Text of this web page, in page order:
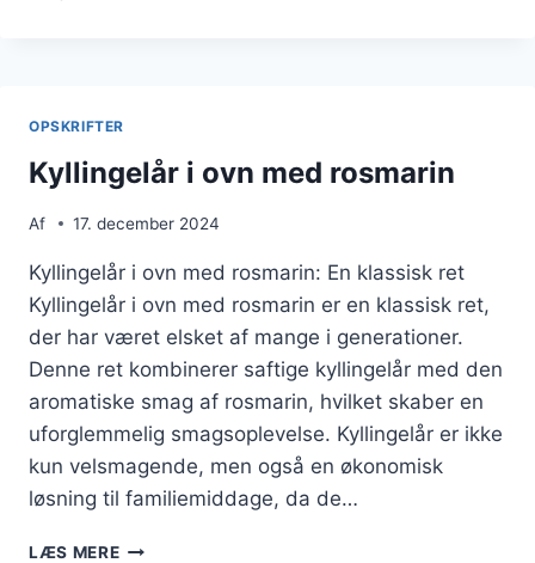
OPSKRIFTER
Kyllingelår i ovn med rosmarin
Af 17. december 2024
Kyllingelår i ovn med rosmarin: En klassisk ret
Kyllingelår i ovn med rosmarin er en klassisk ret,
der har været elsket af mange i generationer.
Denne ret kombinerer saftige kyllingelår med den
aromatiske smag af rosmarin, hvilket skaber en
uforglemmelig smagsoplevelse. Kyllingelår er ikke
kun velsmagende, men også en økonomisk
løsning til familiemiddage, da de…
LÆS MEREKYLLINGELÅR